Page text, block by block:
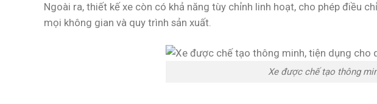
Ngoài ra, thiết kế xe còn có khả năng tùy chỉnh linh hoạt, cho phép điều
mọi không gian và quy trình sản xuất.
Xe được chế tạo thông